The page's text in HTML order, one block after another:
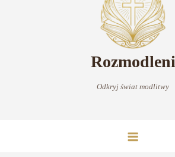
Rozmodleni
Odkryj świat modlitwy